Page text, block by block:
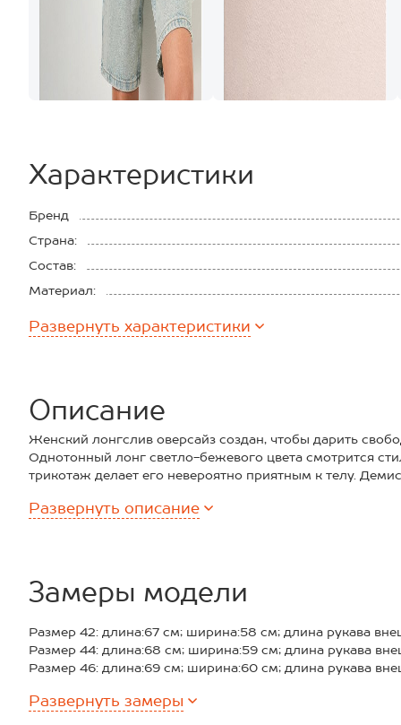
Характеристики
Бренд
Страна:
Состав:
Материал:
Развернуть характеристики
Описание
Женский лонгслив оверсайз создан, чтобы дарить
Однотонный лонг светло-бежевого цвета смотрится
трикотаж делает его невероятно приятным к телу.
Преимущества:
– универсальная базовая модель на каждый день;
– подходит как для девушек, так и для подростков.
женщин. Подойдёт для офиса и для прогулки — всегда
Развернуть описание
Замеры модели
Размер 42: длина:67 см; ширина:58 см; длина рукава
Размер 44: длина:68 см; ширина:59 см; длина рукава
Размер 46: длина:69 см; ширина:60 см; длина рукава
Размер 50: длина:71 см; ширина:62 см; длина рукава
Развернуть замеры